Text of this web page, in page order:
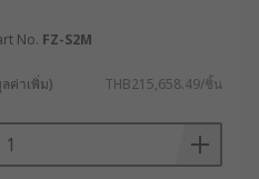
: ใช้ตรวจสอบภายใน
ขนาดใหญ่ จึงช่วยลด
งถอดแยกชิ้นส่วน
ะปาและระบายน้ำ :
บการอุดตันหรือรอยรั่ว
No. FZ-S2M
ค่าเพิ่ม) THB215,658.49/ชิ้น